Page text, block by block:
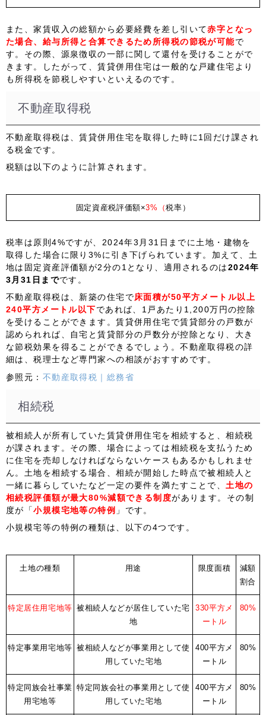
また、家賃収入の総額から必要経費を差し引いて赤字となっ
た場合、給与所得と合算できるため所得税の節税が可能で
す。その際、源泉徴収の一部に関して還付を受けることがで
きます。したがって、賃貸併用住宅は一般的な戸建住宅より
も所得税を節税しやすいといえるのです。
不動産取得税
不動産取得税は、賃貸併用住宅を取得した時に1回だけ課され
る税金です。
税額は以下のように計算されます。
固定資産税評価額×3% （税率）
税率は原則4%ですが、2024年3月31日までに土地・建物を
取得した場合に限り3%に引き下げられています。加えて、土
地は固定資産評価額が2分の1となり、適用されるのは2024年
3月31日までです。
不動産取得税は、新築の住宅で床面積が50平方メートル以上
240平方メートル以下であれば、1戸あたり1,200万円の控除
を受けることができます。賃貸併用住宅で賃貸部分の戸数が
認められれば、自宅と賃貸部分の戸数分が控除となり、大き
な節税効果を得ることができるでしょう。不動産取得税の詳
細は、税理士など専門家への相談がおすすめです。
参照元： 不動産取得税｜総務省
相続税
被相続人が所有していた賃貸併用住宅を相続すると、相続税
が課されます。その際、場合によっては相続税を支払うため
に住宅を売却しなければならないケースもあるかもしれませ
ん。土地を相続する場合、相続が開始した時点で被相続人と
一緒に暮らしていたなど一定の要件を満たすことで、 土地の
相続税評価額が最大80%減額できる制度があります。その制
度が「小規模宅地等の特例 」です。
小規模宅等の特例の種類は、以下の4つです。
土地の種類 用途 限度面積
減額
割合
特定居住用宅地等 被相続人などが居住していた宅
地
330平方メ
ートル
80%
特定事業用宅地等 被相続人などが事業用として使
用していた宅地
400平方メ
ートル
80%
特定同族会社事業
用宅地等
特定同族会社の事業用として使
用していた宅地
400平方メ
ートル
80%